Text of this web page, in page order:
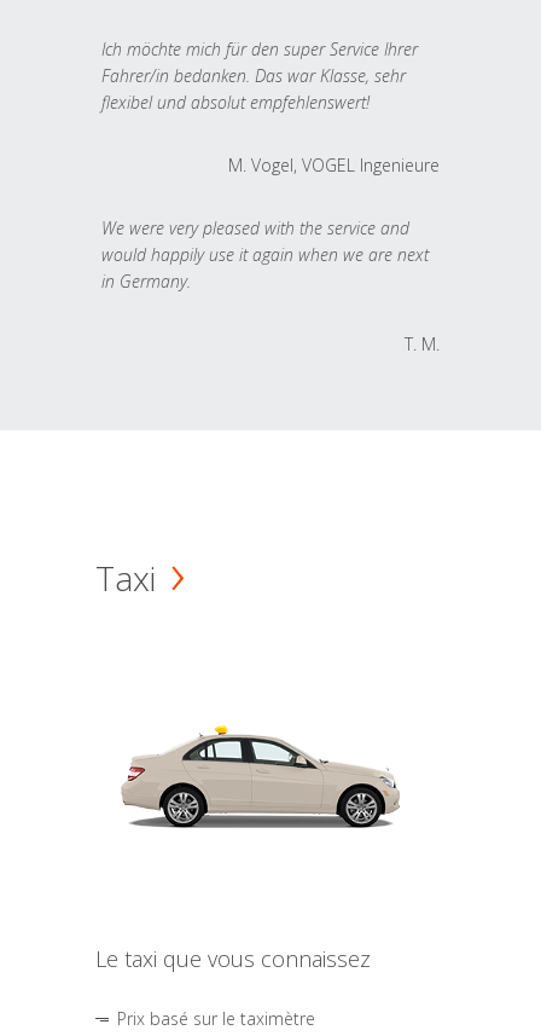
Ich möchte mich für den super Service Ihrer
Fahrer/in bedanken. Das war Klasse, sehr
flexibel und absolut empfehlenswert!
M. Vogel, VOGEL Ingenieure
We were very pleased with the service and
would happily use it again when we are next
in Germany.
T. M.
Taxi
Le taxi que vous connaissez
Prix basé sur le taximètre